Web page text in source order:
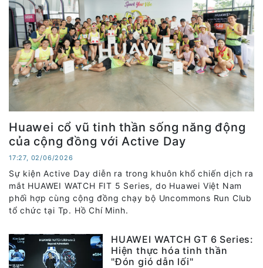
Huawei cổ vũ tinh thần sống năng động
của cộng đồng với Active Day
17:27, 02/06/2026
Sự kiện Active Day diễn ra trong khuôn khổ chiến dịch ra
mắt HUAWEI WATCH FIT 5 Series, do Huawei Việt Nam
phối hợp cùng cộng đồng chạy bộ Uncommons Run Club
tổ chức tại Tp. Hồ Chí Minh.
HUAWEI WATCH GT 6 Series:
Hiện thực hóa tinh thần
"Đón gió dẫn lối"